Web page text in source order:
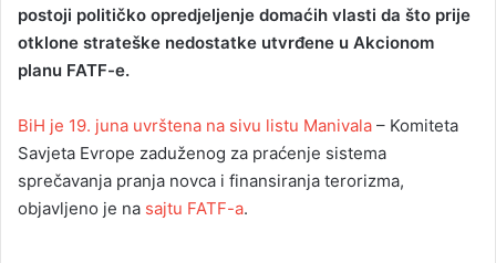
postoji političko opredjeljenje domaćih vlasti da što prije
otklone strateške nedostatke utvrđene u Akcionom
planu FATF-e.
BiH je 19. juna uvrštena na sivu listu Manivala – Komiteta
Savjeta Evrope zaduženog za praćenje sistema
sprečavanja pranja novca i finansiranja terorizma,
objavljeno je na sajtu FATF-a.